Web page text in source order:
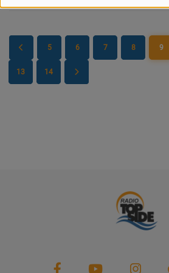
PARTENAIRES
LEURS ACTUS
5 6 7 8 9
13 14